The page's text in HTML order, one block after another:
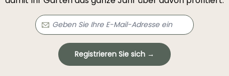
Registrieren Sie sich →